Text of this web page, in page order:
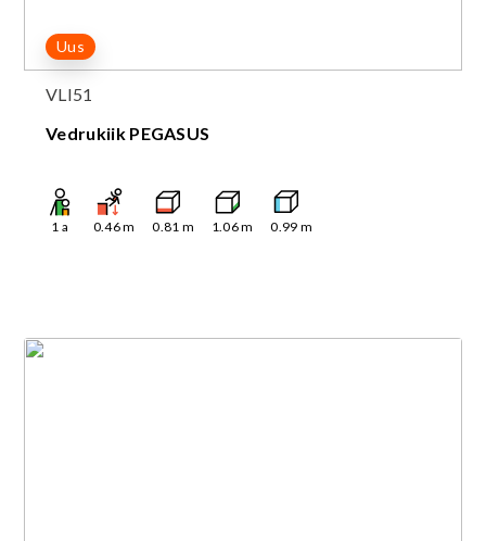
Uus
VLI51
Vedrukiik PEGASUS
1 a 0.46m 0.81 m 1.06m 0.99 m